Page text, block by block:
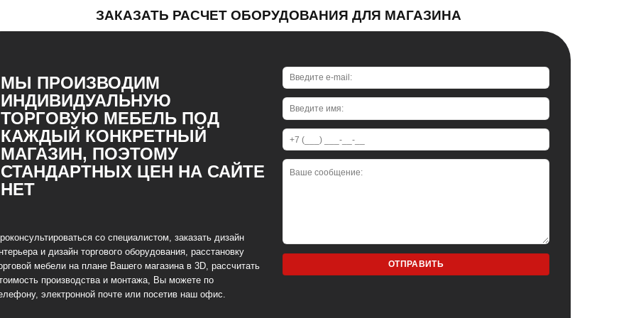
ЗАКАЗАТЬ РАСЧЕТ ОБОРУДОВАНИЯ ДЛЯ МАГАЗИНА
МЫ ПРОИЗВОДИМ
ИНДИВИДУАЛЬНУЮ
ТОРГОВУЮ МЕБЕЛЬ ПОД
КАЖДЫЙ КОНКРЕТНЫЙ
МАГАЗИН, ПОЭТОМУ
СТАНДАРТНЫХ ЦЕН НА САЙТЕ
НЕТ
со специалистом, заказать дизайн
и дизайн торгового оборудования, расстановку
мебели на плане Вашего магазина в 3D, рассчитать
производства и монтажа, Вы можете по
электронной почте или посетив наш офис.